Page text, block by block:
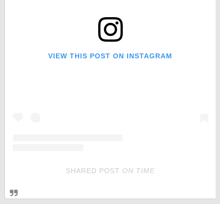
VIEW THIS POST ON INSTAGRAM
SHARED POST ON TIME